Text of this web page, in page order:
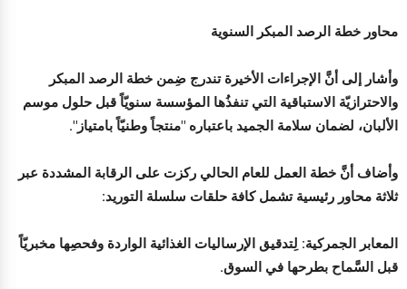
محاور خطة الرصد المبكر السنوية
وأشار إلى أنَّ الإجراءات الأخيرة تندرج ضِمن خطة الرصد المبكر
والاحترازيّة الاستباقية التي تنفذُها المؤسسة سنويّاً قبل حلول موسم
الألبان، لضمان سلامة الجميد باعتباره "منتجاً وطنيّاً بامتياز".
وأضاف أنَّ خطة العمل للعام الحالي ركزت على الرقابة المشددة عبر
ثلاثة محاور رئيسية تشمل كافة حلقات سلسلة التوريد:
المعابر الجمركية: لِتدقيق الإرساليات الغذائية الواردة وفحصِها مخبريّاً
قبل السَّماح بطرحها في السوق.